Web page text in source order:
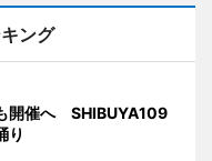
ング
開催へ SHIBUYA109
り